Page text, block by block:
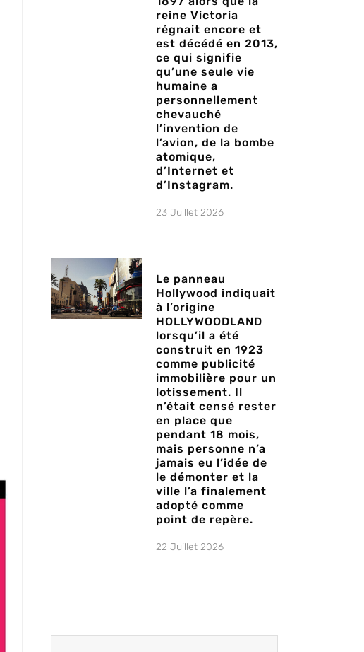
reine Victoria
régnait encore et
est décédé en 2013,
ce qui signifie
qu’une seule vie
humaine a
personnellement
chevauché
l’invention de
l’avion, de la bombe
atomique,
d’Internet et
d’Instagram.
23 Juillet 2026
Le panneau
Hollywood indiquait
à l’origine
HOLLYWOODLAND
lorsqu’il a été
construit en 1923
comme publicité
immobilière pour un
lotissement. Il
n’était censé rester
en place que
pendant 18 mois,
mais personne n’a
jamais eu l’idée de
le démonter et la
ville l’a finalement
adopté comme
point de repère.
22 Juillet 2026